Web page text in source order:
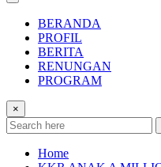
BERANDA
PROFIL
BERITA
RENUNGAN
PROGRAM
×
Home